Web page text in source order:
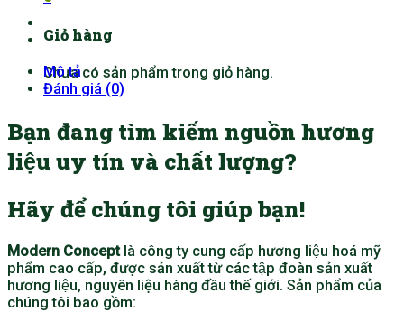
Giỏ hàng
Chưa có sản phẩm trong giỏ hàng.
Mô tả
Đánh giá (0)
Bạn đang tìm kiếm nguồn hương
liệu uy tín và chất lượng?
Hãy để chúng tôi giúp bạn!
Modern Conceptlà công ty cung cấp hương liệu hoá mỹ
phẩm cao cấp, được sản xuất từ các tập đoàn sản xuất
hương liệu, nguyên liệu hàng đầu thế giới. Sản phẩm của
chúng tôi bao gồm: